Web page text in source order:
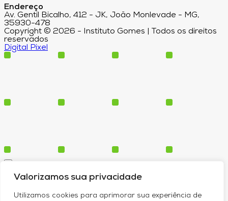
Valorizamos sua privacidade
Utilizamos cookies para aprimorar sua experiência de
Endereço
Av. Gentil Bicalho, 412 - JK, João Monlevade - MG,
35930-478
Copyright © 2026 - Instituto Gomes | Todos os direitos
reservados
Digital Pixel
Cursos
Blog